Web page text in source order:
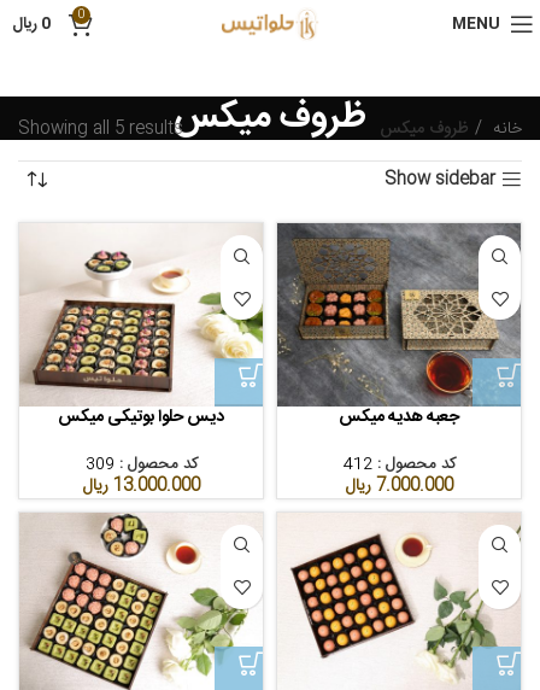
MENU
0
0ریال
ظروف میکس خانه ظروف میکس
Showing all 5 results
Show sidebar
جعبه هدیه میکس
کد محصول :412
7.000.000ریال
دیس حلوا بوتیکی میکس
کد محصول : 309
13.000.000ریال